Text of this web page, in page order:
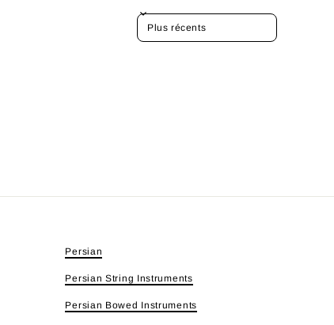
SORT REVIEWS BY
Persian
Persian String Instruments
Persian Bowed Instruments